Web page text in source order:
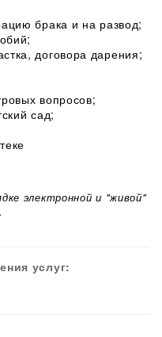
брака и на развод;
договора дарения;
вопросов;
сад;
электронной и "живой"
.
услуг: